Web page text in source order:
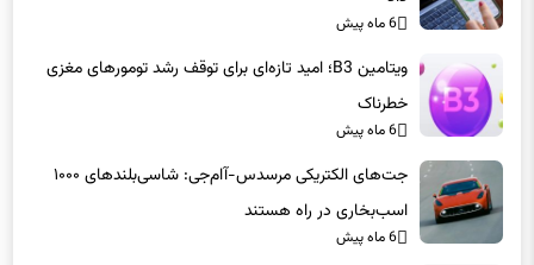
خطرناک
6 ماه پیش
اسب‌بخاری در راه هستند